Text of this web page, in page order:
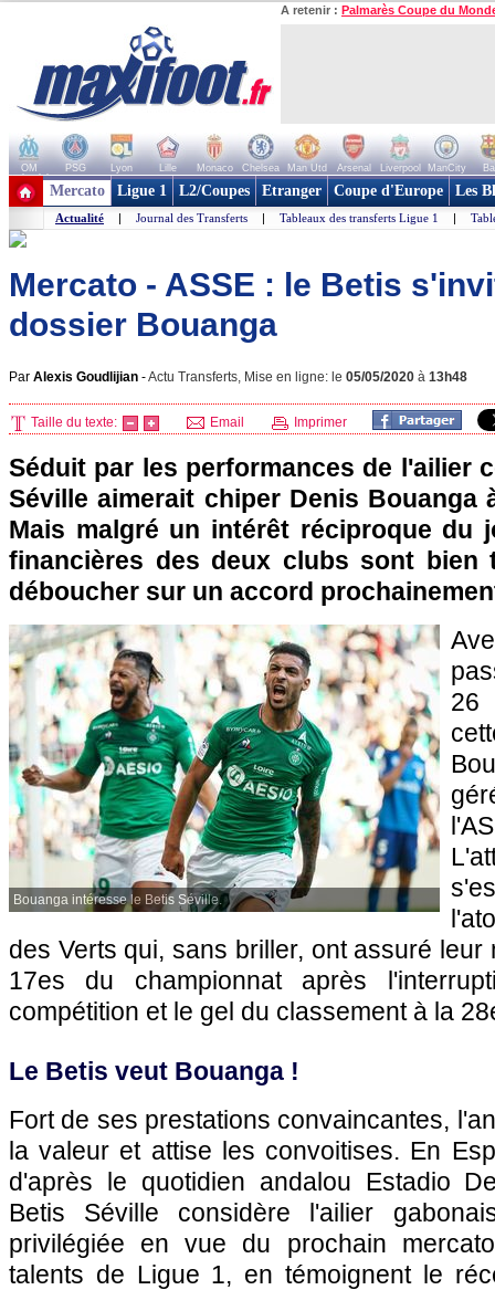
A retenir : Palmarès Coupe du
OM PSG Lyon Lille Monaco Chelsea Man Utd Arsenal Liverpool ManCity
+ de clubs
Mercato Ligue 1 L2/Coupes Etranger Coupe d'Europe Les
Actualité | Journal des Transferts | Tableaux des transferts Ligue 1 |
Mercato - ASSE : le Betis
dossier Bouanga
Par Alexis Goudlijian -Actu Transferts, Mise en ligne: le 05/05/2020 à 13h48
Taille du texte: Email Imprimer
Séduit par les performances de l'ailier
Séville aimerait chiper Denis Bouanga
Mais malgré un intérêt réciproque du
financières des deux clubs sont bien
déboucher sur un accord
Bouanga intéresse le Betis Séville.
26
des Verts qui, sans briller, ont assuré leur
17es du championnat après
compétition et le gel du classement à la
Le Betis veut Bouanga !
Fort de ses prestations convaincantes,
la valeur et attise les convoitises. En
d'après le quotidien andalou Estadio
Betis Séville considère l'ailier
privilégiée en vue du prochain
talents de Ligue 1, en témoignent le